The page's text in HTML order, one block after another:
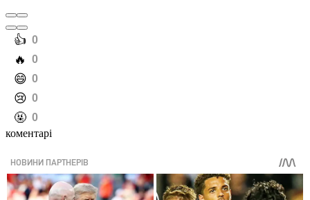
️👍 0
️🔥 0
️😄 0
️😢 0
️🤬 0
коментарі